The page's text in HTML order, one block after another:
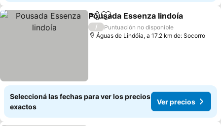
CompartirAñadir a favoritos
Pousada Essenza lindoía
/
Puntuación no disponible
Águas de Lindóia, a 17.2 km de: Socorro
Seleccioná las fechas para ver los precios
exactos
Ver precios